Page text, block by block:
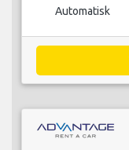
Automatisk